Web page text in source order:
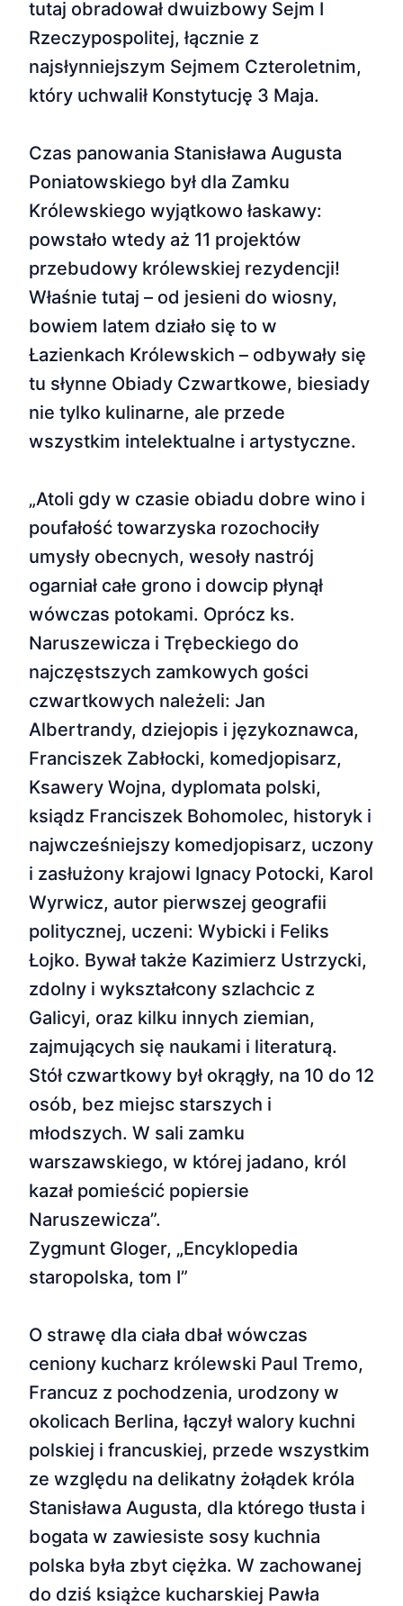
tutaj obradował dwuizbowy Sejm I
Rzeczypospolitej, łącznie z
najsłynniejszym Sejmem Czteroletnim,
który uchwalił Konstytucję 3 Maja.
Czas panowania Stanisława Augusta
Poniatowskiego był dla Zamku
Królewskiego wyjątkowo łaskawy:
powstało wtedy aż 11 projektów
przebudowy królewskiej rezydencji!
Właśnie tutaj – od jesieni do wiosny,
bowiem latem działo się to w
Łazienkach Królewskich – odbywały się
tu słynne Obiady Czwartkowe, biesiady
nie tylko kulinarne, ale przede
wszystkim intelektualne i artystyczne.
„Atoli gdy w czasie obiadu dobre wino i
poufałość towarzyska rozochociły
umysły obecnych, wesoły nastrój
ogarniał całe grono i dowcip płynął
wówczas potokami. Oprócz ks.
Naruszewicza i Trębeckiego do
najczęstszych zamkowych gości
czwartkowych należeli: Jan
Albertrandy, dziejopis i językoznawca,
Franciszek Zabłocki, komedjopisarz,
Ksawery Wojna, dyplomata polski,
ksiądz Franciszek Bohomolec, historyk i
najwcześniejszy komedjopisarz, uczony
i zasłużony krajowi Ignacy Potocki, Karol
Wyrwicz, autor pierwszej geografii
politycznej, uczeni: Wybicki i Feliks
Łojko. Bywał także Kazimierz Ustrzycki,
zdolny i wykształcony szlachcic z
Galicyi, oraz kilku innych ziemian,
zajmujących się naukami i literaturą.
Stół czwartkowy był okrągły, na 10 do 12
osób, bez miejsc starszych i
młodszych. W sali zamku
warszawskiego, w której jadano, król
kazał pomieścić popiersie
Naruszewicza”.
Zygmunt Gloger, „Encyklopedia
staropolska, tom I”
O strawę dla ciała dbał wówczas
ceniony kucharz królewski Paul Tremo,
Francuz z pochodzenia, urodzony w
okolicach Berlina, łączył walory kuchni
polskiej i francuskiej, przede wszystkim
ze względu na delikatny żołądek króla
Stanisława Augusta, dla którego tłusta i
bogata w zawiesiste sosy kuchnia
polska była zbyt ciężka. W zachowanej
do dziś książce kucharskiej Pawła